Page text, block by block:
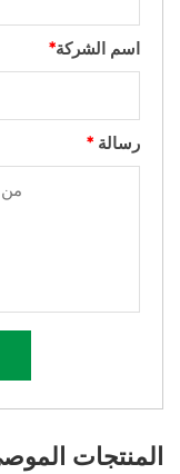
اسم الشركة*
رسالة *
المنتجات